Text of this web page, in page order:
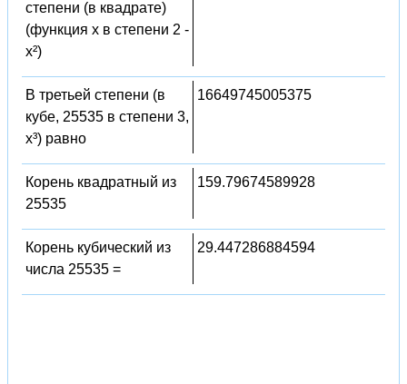
степени (в квадрате)
(функция x в степени 2 -
x²)
В третьей степени (в
кубе, 25535 в степени 3,
x³) равно
16649745005375
Корень квадратный из
25535
159.79674589928
Корень кубический из
числа 25535 =
29.447286884594